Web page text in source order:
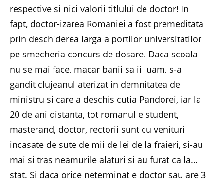
respective si nici valorii titlului de doctor! In
fapt, doctor-izarea Romaniei a fost premeditata
prin deschiderea larga a portilor universitatilor
pe smecheria concurs de dosare. Daca scoala
nu se mai face, macar banii sa ii luam, s-a
gandit clujeanul aterizat in demnitatea de
ministru si care a deschis cutia Pandorei, iar la
20 de ani distanta, tot romanul e student,
masterand, doctor, rectorii sunt cu venituri
incasate de sute de mii de lei de la fraieri, si-au
mai si tras neamurile alaturi si au furat ca la…
stat. Si daca orice neterminat e doctor sau are 3